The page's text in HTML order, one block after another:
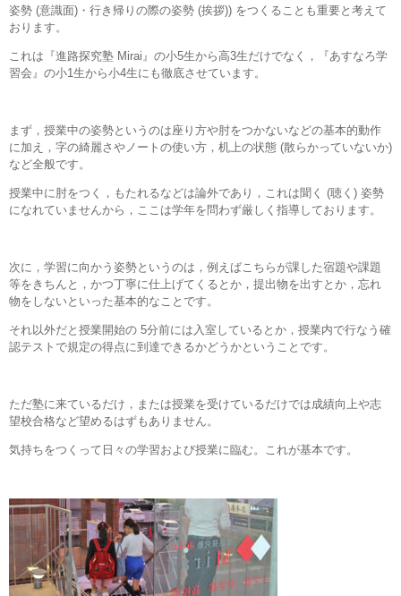
姿勢 (意識面)・行き帰りの際の姿勢 (挨拶)) をつくることも重要と考えて
おります。
これは『進路探究塾 Mirai』の小5生から高3生だけでなく，『あすなろ学
習会』の小1生から小4生にも徹底させています。
まず，授業中の姿勢というのは座り方や肘をつかないなどの基本的動作
に加え，字の綺麗さやノートの使い方，机上の状態 (散らかっていないか)
など全般です。
授業中に肘をつく，もたれるなどは論外であり，これは聞く (聴く) 姿勢
になれていませんから，ここは学年を問わず厳しく指導しております。
次に，学習に向かう姿勢というのは，例えばこちらが課した宿題や課題
等をきちんと，かつ丁寧に仕上げてくるとか，提出物を出すとか，忘れ
物をしないといった基本的なことです。
それ以外だと授業開始の 5分前には入室しているとか，授業内で行なう確
認テストで規定の得点に到達できるかどうかということです。
ただ塾に来ているだけ，または授業を受けているだけでは成績向上や志
望校合格など望めるはずもありません。
気持ちをつくって日々の学習および授業に臨む。これが基本です。